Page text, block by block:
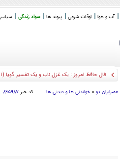
آب و هوا اوقات شرعی پیوند ها سواد زندگی
فال حافظ امروز : یک غزل ناب و یک تفسیر گویا (1 خرداد)
عصرايران دو » خواندنی ها و دیدنی ها کد خبر ۸۹۵۹۸۷